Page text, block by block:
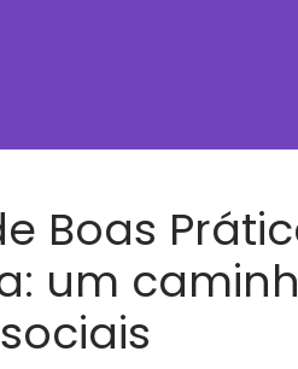
Boas
um